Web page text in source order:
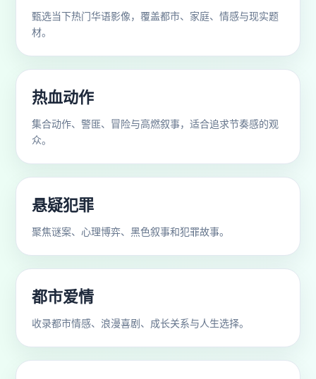
甄选当下热门华语影像，覆盖都市、家庭、情感与现实题
材。
热血动作
集合动作、警匪、冒险与高燃叙事，适合追求节奏感的观
众。
悬疑犯罪
聚焦谜案、心理博弈、黑色叙事和犯罪故事。
都市爱情
收录都市情感、浪漫喜剧、成长关系与人生选择。